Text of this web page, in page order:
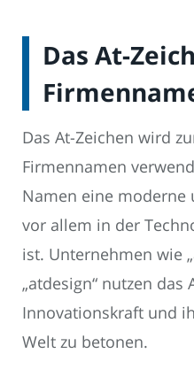
Das At-
Das At-Zeichen wird
Firmennamen
Namen eine moderne
vor allem in der
ist. Unternehmen wie
„atdesign“ nutzen das
Innovationskraft und
Welt zu betonen.